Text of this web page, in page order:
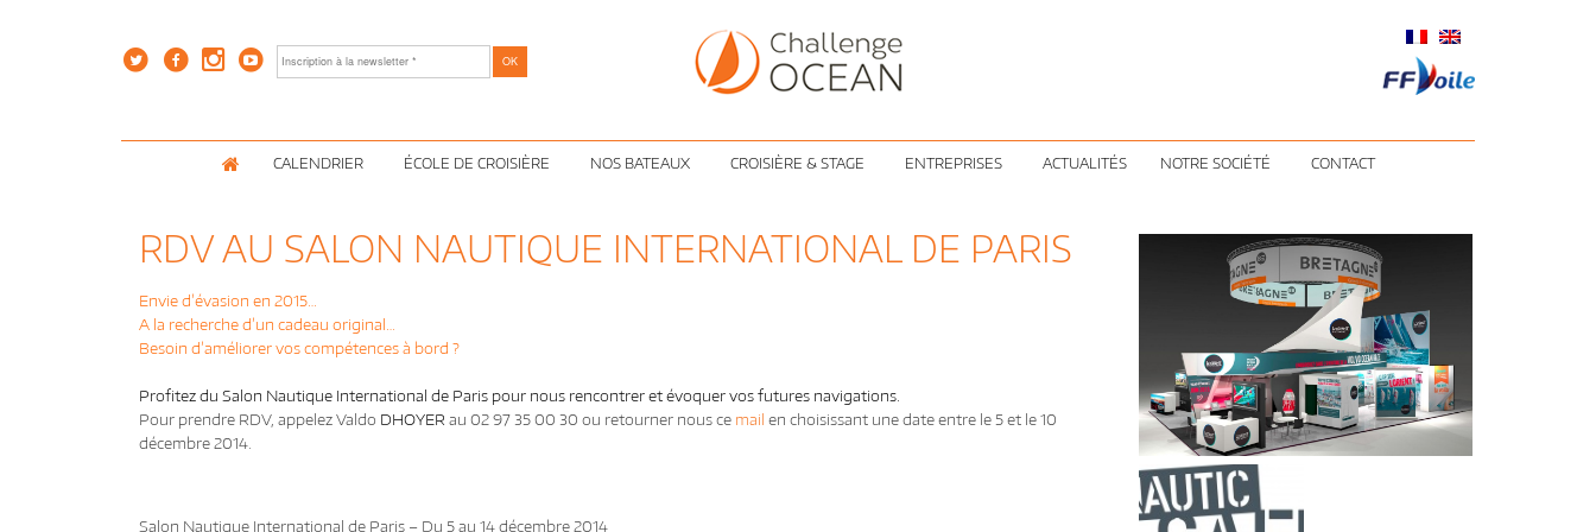
CALENDRIER ÉCOLE DE CROISIÈRE NOS BATEAUX CROISIÈRE & STAGE ENTREPRISES ACTUALITÉS NOTRE SOCIÉTÉ CONTACT
RDV AU SALON NAUTIQUE INTERNATIONAL DE PARIS
Envie d’évasion en 2015…
A la recherche d’un cadeau original…
Besoin d’améliorer vos compétences à bord ?
Profitez du Salon Nautique International de Paris pour nous rencontrer et évoquer vos futures navigations.
Pour prendre RDV, appelez Valdo DHOYER au 02 97 35 00 30 ou retourner nous ce mail en choisissant une date entre le 5 et le 10
décembre 2014.
Salon Nautique International de Paris – Du 5 au 14 décembre 2014